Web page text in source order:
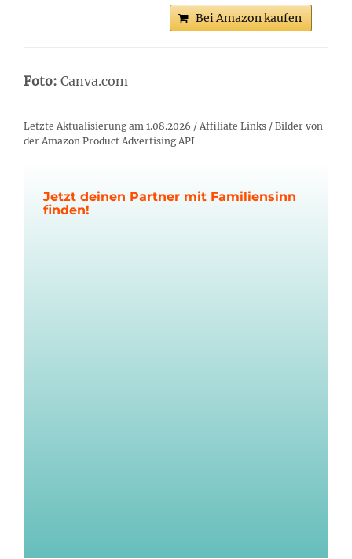
Bei Amazon kaufen
Foto: Canva.com
Letzte Aktualisierung am 1.08.2026 / Affiliate Links / Bilder von
der Amazon Product Advertising API
Jetzt deinen Partner mit Familiensinn
finden!